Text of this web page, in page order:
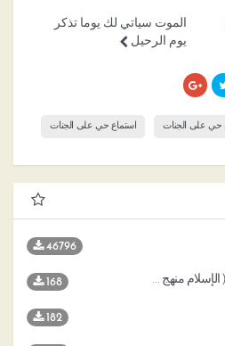
الموت سياتي لك يوما تذكر
يوم الرحيل
حي على الجنات استماع حي على الجنات
46796
المجتمع مبني على الأفراد ( الإسلام منهج حياة ) 168
182